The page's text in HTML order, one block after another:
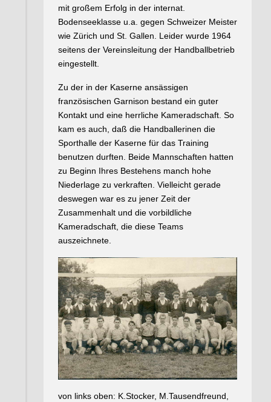
mit großem Erfolg in der internat.
Bodenseeklasse u.a. gegen Schweizer Meister
wie Zürich und St. Gallen. Leider wurde 1964
seitens der Vereinsleitung der Handballbetrieb
eingestellt.
Zu der in der Kaserne ansässigen
französischen Garnison bestand ein guter
Kontakt und eine herrliche Kameradschaft. So
kam es auch, daß die Handballerinen die
Sporthalle der Kaserne für das Training
benutzen durften. Beide Mannschaften hatten
zu Beginn Ihres Bestehens manch hohe
Niederlage zu verkraften. Vielleicht gerade
deswegen war es zu jener Zeit der
Zusammenhalt und die vorbildliche
Kameradschaft, die diese Teams
auszeichnete.
von links oben: K.Stocker, M.Tausendfreund,